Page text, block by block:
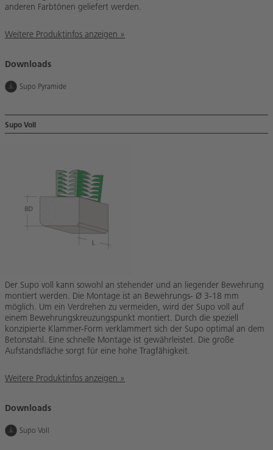
anderen Farbtönen geliefert werden.
Weitere Produktinfos anzeigen »
Downloads
Supo Pyramide
Supo Voll
Der Supo voll kann sowohl an stehender und an liegender Bewehrung
montiert werden. Die Montage ist an Bewehrungs- Ø 3-18 mm
möglich. Um ein Verdrehen zu vermeiden, wird der Supo voll auf
einem Bewehrungskreuzungspunkt montiert. Durch die speziell
konzipierte Klammer-Form verklammert sich der Supo optimal an dem
Betonstahl. Eine schnelle Montage ist gewährleistet. Die große
Aufstandsfläche sorgt für eine hohe Tragfähigkeit.
Weitere Produktinfos anzeigen »
Downloads
Supo Voll